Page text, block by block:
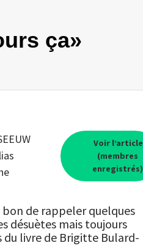
ça»
Voir l’article
(membres
enregistrés)
bon de rappeler quelques
désuètes mais toujours
du livre de Brigitte Bulard-